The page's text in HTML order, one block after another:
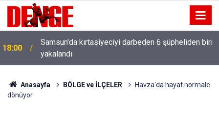
18:00
Samsun'da kırtasiyeciyi darbeden 6 şüpheliden biri
yakalandı
Anasayfa BÖLGE ve İLÇELER
Havza'da hayat normale
dönüyor